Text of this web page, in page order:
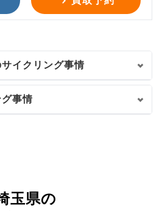
イクリング事情
事情
玉県の